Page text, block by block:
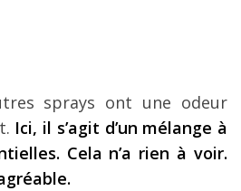
sprays ont une odeur
Ici, il s’agit d’un mélange à
Cela n’a rien à voir.